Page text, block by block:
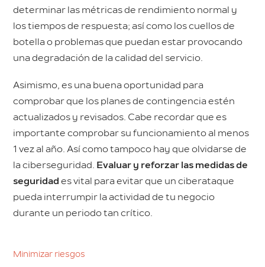
determinar las métricas de rendimiento normal y
los tiempos de respuesta; así como los cuellos de
botella o problemas que puedan estar provocando
una degradación de la calidad del servicio.
Asimismo, es una buena oportunidad para
comprobar que los planes de contingencia estén
actualizados y revisados. Cabe recordar que es
importante comprobar su funcionamiento al menos
1 vez al año. Así como tampoco hay que olvidarse de
la ciberseguridad. Evaluar y reforzar las medidas de
seguridad es vital para evitar que un ciberataque
pueda interrumpir la actividad de tu negocio
durante un periodo tan crítico.
Minimizar riesgos